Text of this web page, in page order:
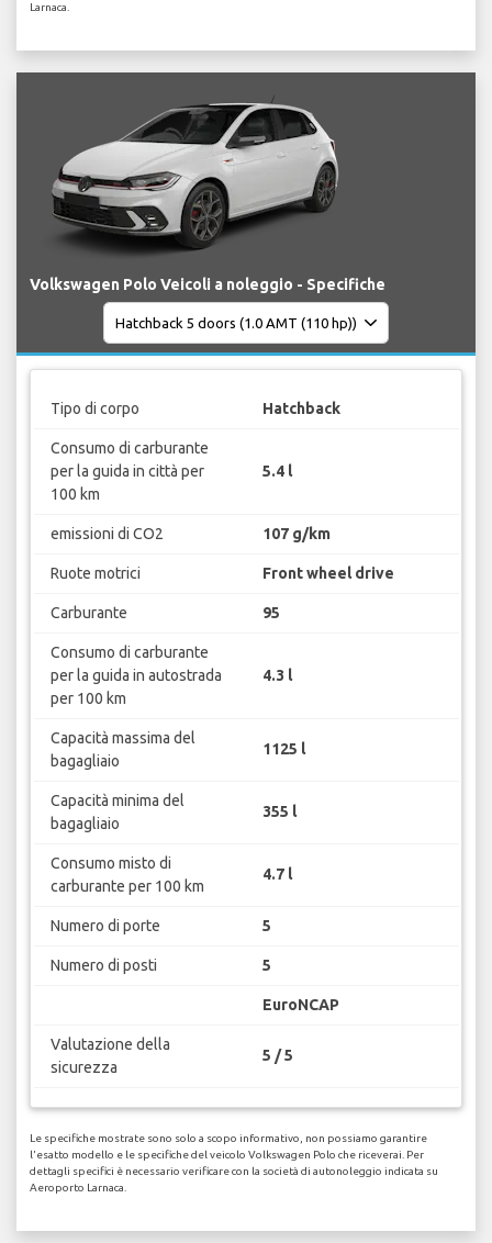
Larnaca.
Volkswagen Polo Veicoli a noleggio - Specifiche
Tipo di corpo Hatchback
Consumo di carburante
per la guida in città per
100 km
5.4 l
emissioni di CO2 107 g/km
Ruote motrici Front wheel drive
Carburante 95
Consumo di carburante
per la guida in autostrada
per 100 km
4.3 l
Capacità massima del
bagagliaio
1125 l
Capacità minima del
bagagliaio
355 l
Consumo misto di
carburante per 100 km
4.7 l
Numero di porte 5
Numero di posti 5
EuroNCAP
Valutazione della
sicurezza
5 / 5
Le specifiche mostrate sono solo a scopo informativo, non possiamo garantire
l'esatto modello e le specifiche del veicolo Volkswagen Polo che riceverai. Per
dettagli specifici è necessario verificare con la società di autonoleggio indicata su
Aeroporto Larnaca.